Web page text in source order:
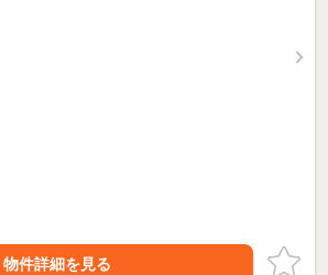
物件詳細を見る